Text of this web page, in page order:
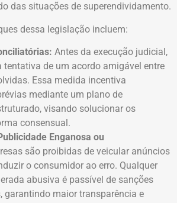
das situações de superendividamento.
dessa legislação incluem:
Antes da execução judicial,
tentativa de um acordo amigável entre
Essa medida incentiva
mediante um plano de
visando solucionar os
consensual.
Enganosa ou
são proibidas de veicular anúncios
o consumidor ao erro. Qualquer
abusiva é passível de sanções
garantindo maior transparência e